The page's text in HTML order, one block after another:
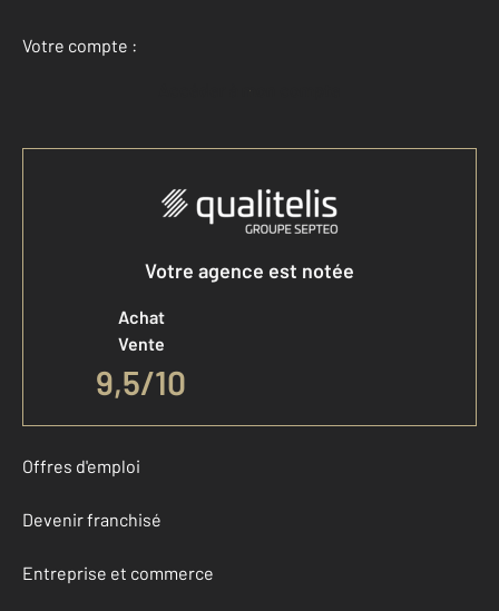
Votre compte :
Accéder à mon compte
Votre agence est notée
Achat
Vente
9,5/10
Offres d'emploi
Devenir franchisé
Entreprise et commerce